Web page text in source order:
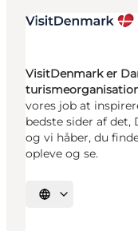
VisitDenmark er
vores job at
bedste sider af det,
og vi håber, du
opleve og se.
Vælg sprog